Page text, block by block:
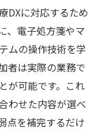
DXに対応するため
、電子処方箋やマ
ムの操作技術を学
者は実際の業務で
が可能です。これ
わせた内容が選べ
点を補完するだけ